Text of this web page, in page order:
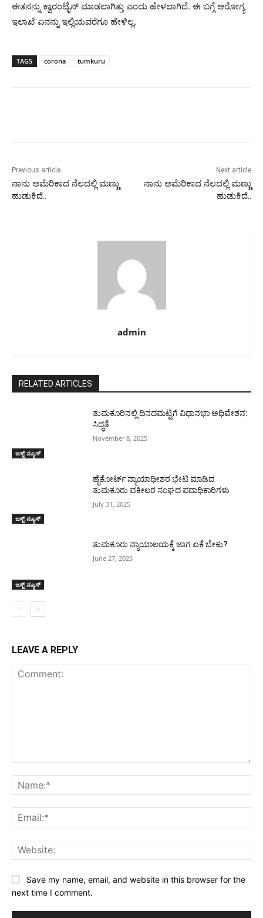
ಈತನನ್ನು ಕ್ವಾರಂಟೈನ್ ಮಾಡಲಾಗಿತ್ತು ಎಂದು ಹೇಳಲಾಗಿದೆ. ಈ ಬಗ್ಗೆ ಆರೋಗ್ಯ
ಇಲಾಖೆ ಏನನ್ನು ಇಲ್ಲಿಯವರೆಗೂ ಹೇಳಿಲ್ಲ.
TAGS corona tumkuru
Previous article
ನಾನು ಅಮೆರಿಕಾದ ನೆಲದಲ್ಲಿ ಮಣ್ಣು
ಹುಡುಕಿದೆ..
Next article
ನಾನು ಅಮೆರಿಕಾದ ನೆಲದಲ್ಲಿ ಮಣ್ಣು
ಹುಡುಕಿದೆ..
admin
RELATED ARTICLES
ಜಸ್ಟ್ ನ್ಯೂಸ್
ತುಮಕೂರಿನಲ್ಲಿ ದಿನದಮಟ್ಟಿಗೆ ವಿಧಾನಭಾ ಅಧಿವೇಶನ:
ಸಿದ್ಧತೆ
November 8, 2025
ಜಸ್ಟ್ ನ್ಯೂಸ್
ಹೈಕೋರ್ಟ್ ನ್ಯಾಯಾಧೀಶರ ಭೇಟಿ ಮಾಡಿದ
ತುಮಕೂರು ವಕೀಲರ ಸಂಘದ ಪದಾಧಿಕಾರಿಗಳು
July 31, 2025
ಜಸ್ಟ್ ನ್ಯೂಸ್
ತುಮಕೂರು ನ್ಯಾಯಾಲಯಕ್ಕೆ ಜಾಗ ಏಕೆ ಬೇಕು?
June 27, 2025
LEAVE A REPLY
Save my name, email, and website in this browser for the
next time I comment.